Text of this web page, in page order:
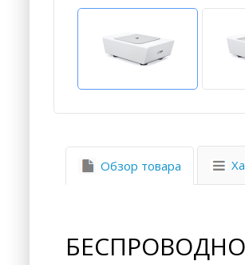
Обзор товара